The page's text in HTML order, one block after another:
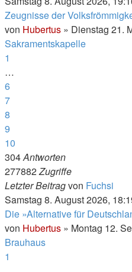
Zeugnisse der
von Hubertus » Dienstag 21.
Sakramentskapelle
1
…
6
7
8
9
10
304Antworten
277882Zugriffe
Letzter Beitragvon Fuchsi
Samstag 8. August 2026,
Die »Alternative für
von Hubertus » Montag 12.
Brauhaus
1